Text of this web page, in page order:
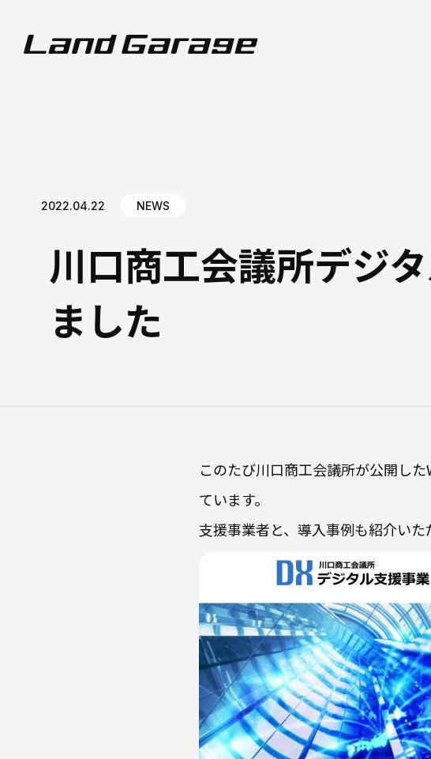
2022.04.22 NEWS
川口商工会議所デジ
ました
このたび川口商工会議所が公開し
ています。
支援事業者と、導入事例も紹介いた